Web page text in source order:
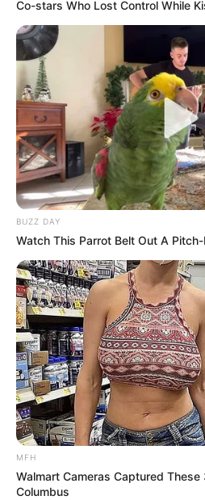
Tener 18 años no es solo
abrir una puerta. Es el
mundo deja de verse
Co-stars Who Lost Control While
BUZZ DAY
Watch This Parrot Belt Out A
MFH
Walmart Cameras Captured
Columbus